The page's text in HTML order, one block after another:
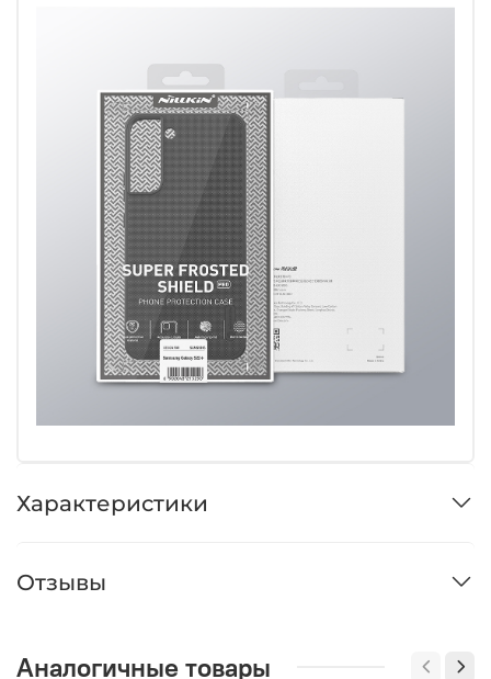
Характеристики
Отзывы
Аналогичные товары